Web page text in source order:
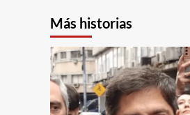
Más historias